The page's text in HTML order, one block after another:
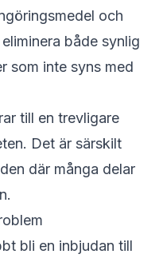
och
både synlig
som inte syns med
till en trevligare
Det är särskilt
där många delar
bli en inbjudan till